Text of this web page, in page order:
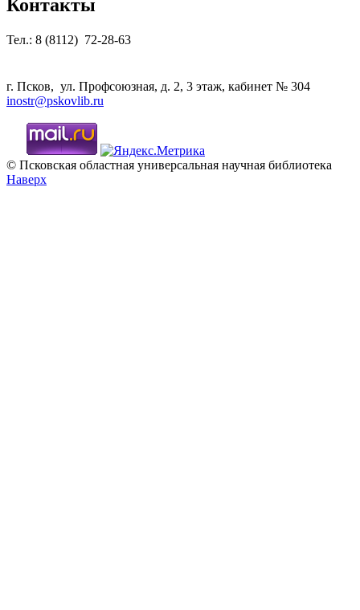
Контакты
Тел.: 8 (8112) 72-28-63
г. Псков, ул. Профсоюзная, д. 2, 3 этаж, кабинет № 304
inostr@pskovlib.ru
© Псковская областная универсальная научная библиотека
Наверх